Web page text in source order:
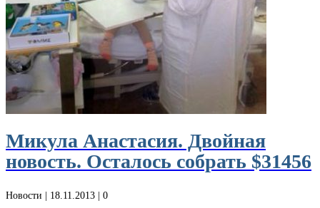
Микула Анастасия. Двойная
новость. Осталось собрать $31456
Новости | 18.11.2013 | 0